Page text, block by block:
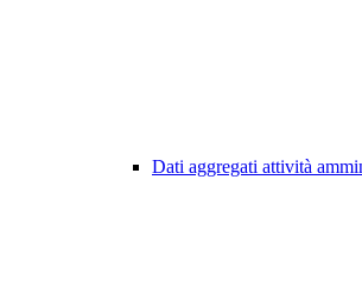
Dati aggregati attività